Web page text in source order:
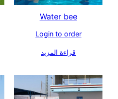
Water bee
Login to order
قراءة المزيد